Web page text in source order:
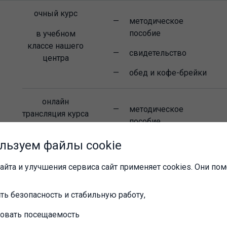
очный курс
в учебном
классе нашего
центра
методическое
пособие
свидетельство
обед и кофе-брейки
онлайн
трансляция курса
методическое
пособие
почте)
свидетельство
работа на онлайн-курсе может проводиться на
файлы cookie
и улучшения сервиса сайт применяет cookies. Они
безопасность и стабильную работу,
посещаемость